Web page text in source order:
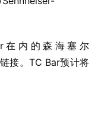
在内的森海塞尔
接。TC Bar预计将